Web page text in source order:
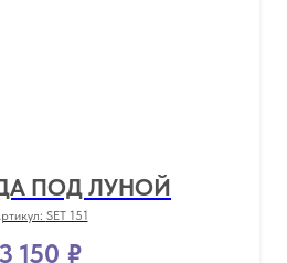
ПОД ЛУНОЙ
SET 151
3 150 ₽